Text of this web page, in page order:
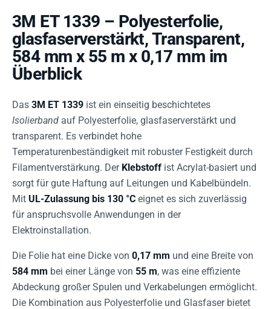
3M ET 1339 – Polyesterfolie,
glasfaserverstärkt, Transparent,
584 mm x 55 m x 0,17 mm im
Überblick
Das 3M ET 1339 ist ein einseitig beschichtetes
Isolierband auf Polyesterfolie, glasfaserverstärkt und
transparent. Es verbindet hohe
Temperaturenbeständigkeit mit robuster Festigkeit durch
Filamentverstärkung. Der Klebstoff ist Acrylat-basiert und
sorgt für gute Haftung auf Leitungen und Kabelbündeln.
Mit UL-Zulassung bis 130 °C eignet es sich zuverlässig
für anspruchsvolle Anwendungen in der
Elektroinstallation.
Die Folie hat eine Dicke von 0,17 mm und eine Breite von
584 mm bei einer Länge von 55 m, was eine effiziente
Abdeckung großer Spulen und Verkabelungen ermöglicht.
Die Kombination aus Polyesterfolie und Glasfaser bietet